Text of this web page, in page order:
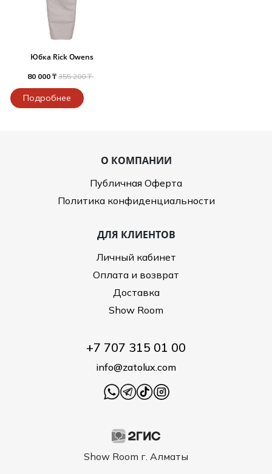
Юбка Rick Owens
80 000 ₸355 200 ₸
Подробнее
О КОМПАНИИ
Публичная Оферта
Политика конфиденциальности
ДЛЯ КЛИЕНТОВ
Личный кабинет
Оплата и возврат
Доставка
Show Room
Show Room г. Алматы
+7 707 315 01 00
info@zatolux.com